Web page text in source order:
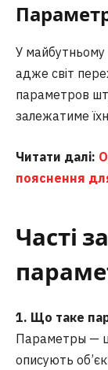
У
адже світ
параметров
залежатиме
Читати далі:
пояснення
Часті
1. Що таке
Параметры —
описують